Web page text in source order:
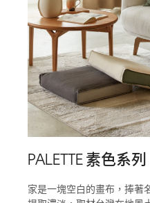
PALETTE 素色系列
家是一塊空白的畫布，捧著